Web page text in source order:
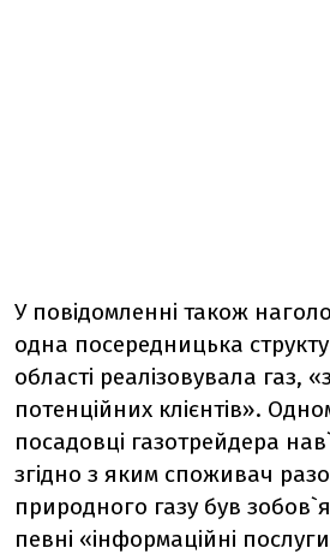
У повідомленні також
одна посередницька
області реалізовувала газ,
потенційних клієнтів».
посадовці газотрейдера
згідно з яким споживач
природного газу був
певні «інформаційні